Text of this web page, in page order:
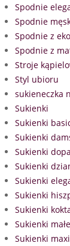
Spodnie
Spodnie
Spodnie z
Spodnie z
Stroje
Styl ubioru
sukieneczka
Sukienki
Sukienki
Sukienki
Sukienki
Sukienki
Sukienki
Sukienki
Sukienki
Sukienki
Sukienki maxi